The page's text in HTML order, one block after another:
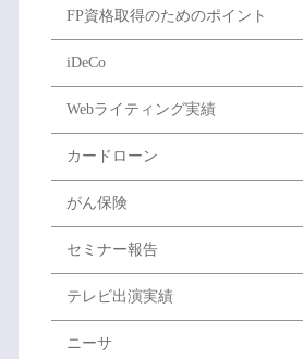
FP資格取得のためのポイント
iDeCo
Webライティング実績
カードローン
がん保険
セミナー報告
テレビ出演実績
ニーサ